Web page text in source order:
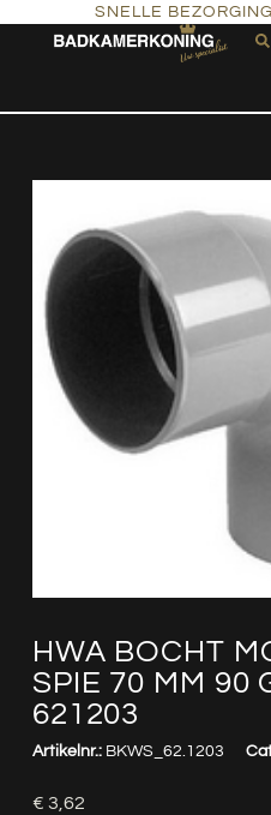
SNELLE
HWA BOCHT
SPIE 70 MM 90
621203
Artikelnr.: BKWS_62.1203
€ 3,62